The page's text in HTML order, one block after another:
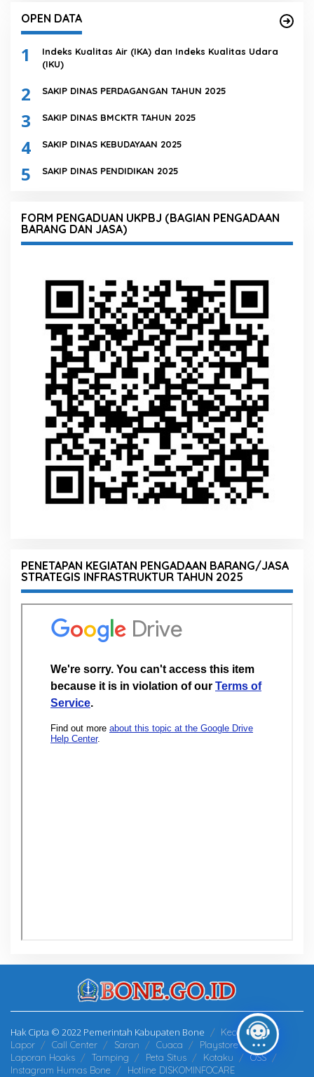
OPEN DATA
1
Indeks Kualitas Air (IKA) dan Indeks Kualitas Udara
(IKU)
2 SAKIP DINAS PERDAGANGAN TAHUN 2025
3 SAKIP DINAS BMCKTR TAHUN 2025
4 SAKIP DINAS KEBUDAYAAN 2025
5 SAKIP DINAS PENDIDIKAN 2025
FORM PENGADUAN UKPBJ (BAGIAN PENGADAAN
BARANG DAN JASA)
PENETAPAN KEGIATAN PENGADAAN BARANG/JASA
STRATEGIS INFRASTRUKTUR TAHUN 2025
Hak Cipta © 2022 Pemerintah Kabupaten Bone
Kecamatan
Lapor
Call Center Saran Cuaca
Playstore
Laporan Hoaks
Tamping Peta Situs Kotaku
OSS
Instagram Humas Bone
Hotline DISKOMINFOCARE